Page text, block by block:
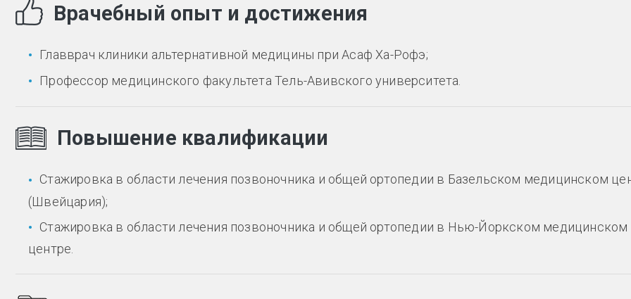
Врачебный опыт и достижения
Главврач клиники альтернативной медицины при Асаф Ха-Рофэ;
Профессор медицинского факультета Тель-Авивского университета.
Повышение квалификации
Стажировка в области лечения позвоночника и общей ортопедии в Базельском медицинском
(Швейцария);
Стажировка в области лечения позвоночника и общей ортопедии в Нью-Йоркском медицинском
центре.